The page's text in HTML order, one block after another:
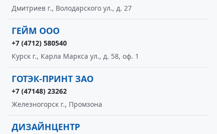
Дмитриев г., Володарского ул., д. 27
ГЕЙМ ООО
+7 (4712) 580540
Курск г., Карла Маркса ул., д. 58, оф. 1
ГОТЭК-ПРИНТ ЗАО
+7 (47148) 23262
Железногорск г., Промзона
ДИЗАЙНЦЕНТР